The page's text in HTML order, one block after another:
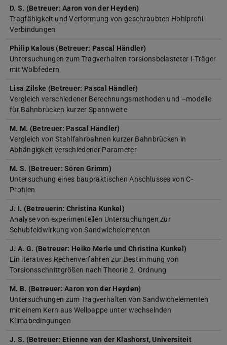
D. S. (Betreuer: Aaron von der Heyden)
Tragfähigkeit und Verformung von geschraubten Hohlprofil-
Verbindungen
Philip Kalous (Betreuer: Pascal Händler)
Untersuchungen zum Tragverhalten torsionsbelasteter I-Träger
mit Wölbfedern
Lisa Zilske (Betreuer: Pascal Händler)
Vergleich verschiedener Berechnungsmethoden und –modelle
für Bahnbrücken kurzer Spannweite
M. M. (Betreuer: Pascal Händler)
Vergleich von Stahlfahrbahnen kurzer Bahnbrücken in
Abhängigkeit verschiedener Parameter
M. S. (Betreuer: Sören Grimm)
Untersuchung eines baupraktischen Anschlusses von C-
Profilen
J. I. (Betreuerin: Christina Kunkel)
Analyse von experimentellen Untersuchungen zur
Schubfeldwirkung von Sandwichelementen
J. A. G. (Betreuer: Heiko Merle und Christina Kunkel)
Ein iteratives Rechenverfahren zur Bestimmung von
Torsionsschnittgrößen nach Theorie 2. Ordnung
M. B. (Betreuer: Aaron von der Heyden)
Untersuchungen zum Tragverhalten von Sandwichelementen
mit einem Kern aus Wellpappe unter wechselnden
Klimabedingungen
J. S. (Betreuer: Etienne van der Klashorst, Universiteit